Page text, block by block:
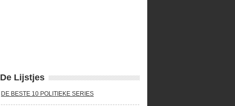
De Lijstjes
DE BESTE 10 POLITIEKE SERIES